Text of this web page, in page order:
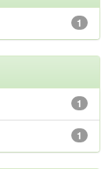
1
1
1